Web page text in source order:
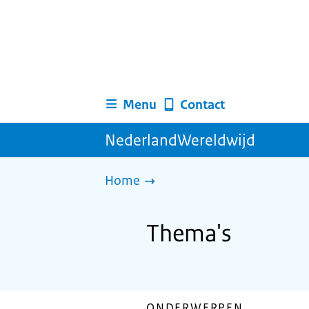
Menu Contact
NederlandWereldwijd
Home
Thema's